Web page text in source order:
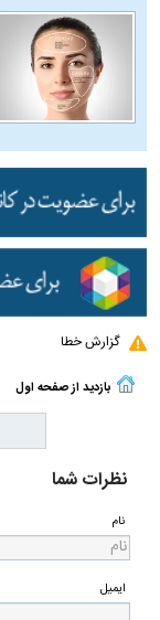
گزارش خطا
بازدید از صفحه اول
نظرات شما
نام
ایمیل